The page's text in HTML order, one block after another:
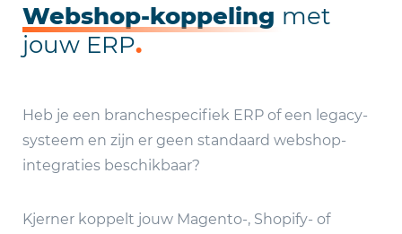
Webshop-koppeling met
jouw ERP.
Heb je een branchespecifiek ERP of een legacy-
systeem en zijn er geen standaard webshop-
integraties beschikbaar?
Kjerner koppelt jouw Magento-, Shopify- of